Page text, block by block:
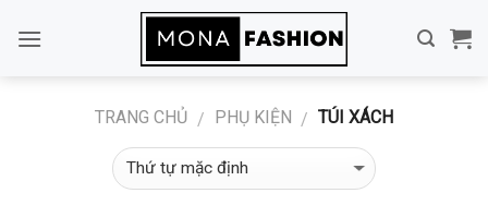
TRANG CHỦ / PHỤ KIỆN / TÚI XÁCH